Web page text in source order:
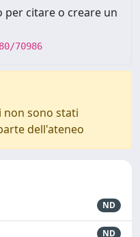
citare o creare un
70986
non sono stati
dell'ateneo
ND
ND